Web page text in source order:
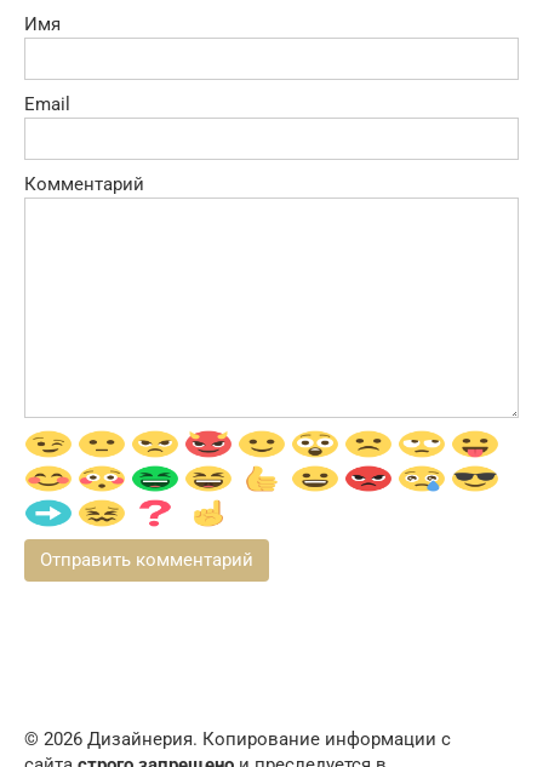
Имя
Email
Комментарий
© 2026 Дизайнерия. Копирование информации с